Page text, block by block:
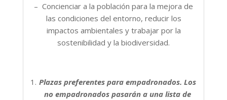
– Concienciar a la población para la mejora de
las condiciones del entorno, reducir los
impactos ambientales y trabajar por la
sostenibilidad y la biodiversidad.
Plazas preferentes para empadronados. Los
no empadronados pasarán a una lista de